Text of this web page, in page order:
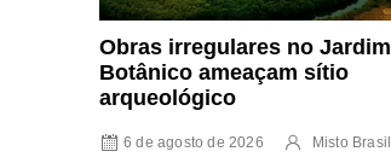
Obras irregulares no Jardim
Botânico ameaçam sítio
arqueológico
6 de agosto de 2026 Misto Brasil